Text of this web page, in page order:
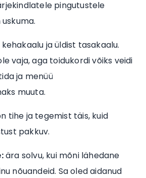
pingutustele
ja üldist tasakaalu.
vaja, aga toidukordi võiks veidi
ja menüü
muuta.
tihe ja tegemist täis, kuid
pakkuv.
ära solvu, kui mõni lähedane
nõuandeid. Sa oled aidanud